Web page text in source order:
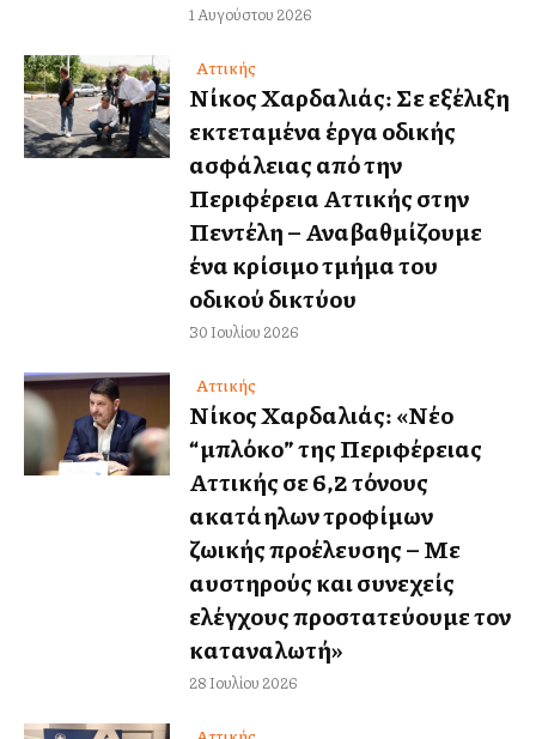
1 Αυγούστου 2026
Αττικής
Νίκος Χαρδαλιάς: Σε εξέλιξη
εκτεταμένα έργα οδικής
ασφάλειας από την
Περιφέρεια Αττικής στην
Πεντέλη – Αναβαθμίζουμε
ένα κρίσιμο τμήμα του
οδικού δικτύου
30 Ιουλίου 2026
Αττικής
Νίκος Χαρδαλιάς: «Νέο
“μπλόκο” της Περιφέρειας
Αττικής σε 6,2 τόνους
ακατάλληλων τροφίμων
ζωικής προέλευσης – Με
αυστηρούς και συνεχείς
ελέγχους προστατεύουμε τον
καταναλωτή»
28 Ιουλίου 2026